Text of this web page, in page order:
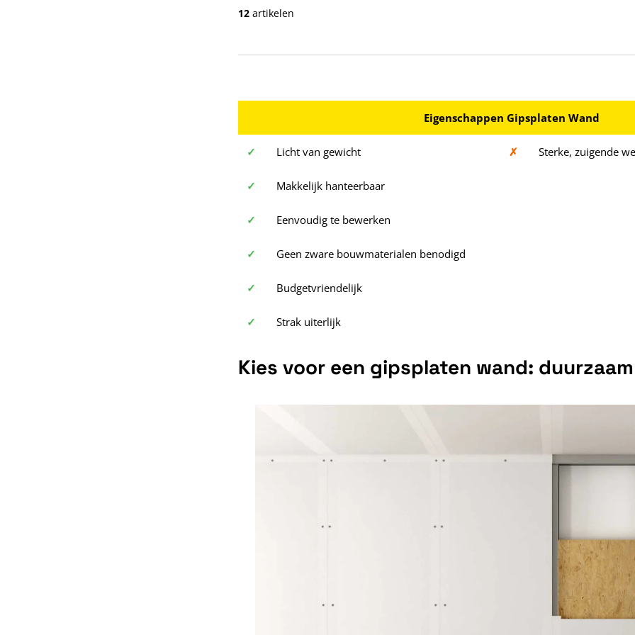
12 artikelen
Eigenschappen Gipsplaten Wand
✓ Licht van gewicht ✗ Sterke, zuigende
✓ Makkelijk hanteerbaar
✓ Eenvoudig te bewerken
✓ Geen zware bouwmaterialen benodigd
✓ Budgetvriendelijk
✓ Strak uiterlijk
Kies voor een gipsplaten wand: